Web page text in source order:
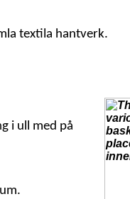
textila hantverk.
i ull med på